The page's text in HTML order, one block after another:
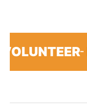
VOLUNTEER